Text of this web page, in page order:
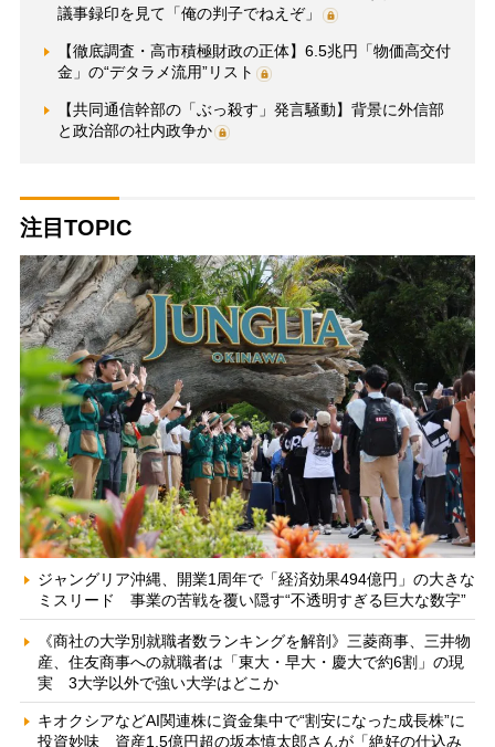
議事録印を見て「俺の判子でねえぞ」
【徹底調査・高市積極財政の正体】6.5兆円「物価高交付
金」の“デタラメ流用”リスト
【共同通信幹部の「ぶっ殺す」発言騒動】背景に外信部
と政治部の社内政争か
注目TOPIC
ジャングリア沖縄、開業1周年で「経済効果494億円」の大きな
ミスリード 事業の苦戦を覆い隠す“不透明すぎる巨大な数字”
《商社の大学別就職者数ランキングを解剖》三菱商事、三井物
産、住友商事への就職者は「東大・早大・慶大で約6割」の現
実 3大学以外で強い大学はどこか
キオクシアなどAI関連株に資金集中で“割安になった成長株”に
投資妙味 資産1.5億円超の坂本慎太郎さんが「絶好の仕込み